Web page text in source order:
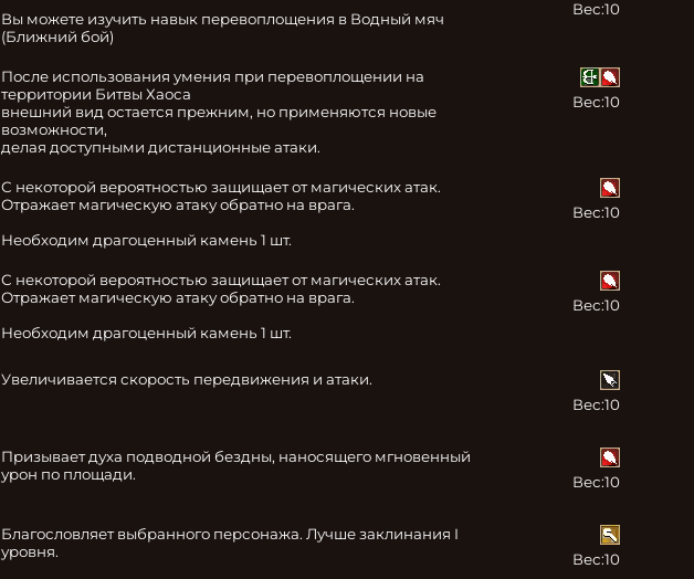
Вы можете изучить навык перевоплощения в Водный мяч
(Ближний бой)
Вес:10
После использования умения при перевоплощении на
территории Битвы Хаоса
внешний вид остается прежним, но применяются новые
возможности,
делая доступными дистанционные атаки.
Вес:10
С некоторой вероятностью защищает от магических атак.
Отражает магическую атаку обратно на врага.
Необходим драгоценный камень 1 шт.
Вес:10
С некоторой вероятностью защищает от магических атак.
Отражает магическую атаку обратно на врага.
Необходим драгоценный камень 1 шт.
Вес:10
Увеличивается скорость передвижения и атаки.
Вес:10
Призывает духа подводной бездны, наносящего мгновенный
урон по площади.
Вес:10
Благословляет выбранного персонажа. Лучше заклинания I
уровня.
Вес:10